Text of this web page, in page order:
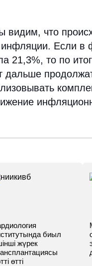
видим, что
Если в
21,3%, то по
дальше
биыл
жүрек
өтті